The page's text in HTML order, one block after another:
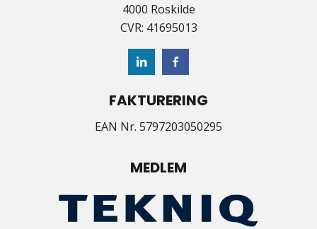
4000 Roskilde
CVR: 41695013
FAKTURERING
EAN Nr. 5797203050295
MEDLEM